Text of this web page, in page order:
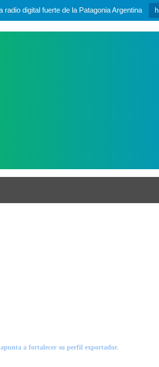
digital fuerte de la Patagonia Argentina
a fortalecer su perfil exportador.